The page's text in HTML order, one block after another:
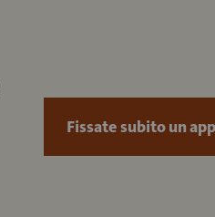
Fissate subito un